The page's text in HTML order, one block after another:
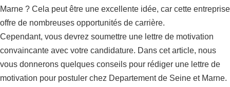
Marne ? Cela peut être une excellente idée, car cette entreprise
offre de nombreuses opportunités de carrière.
Cependant, vous devrez soumettre une lettre de motivation
convaincante avec votre candidature. Dans cet article, nous
vous donnerons quelques conseils pour rédiger une lettre de
motivation pour postuler chez Departement de Seine et Marne.